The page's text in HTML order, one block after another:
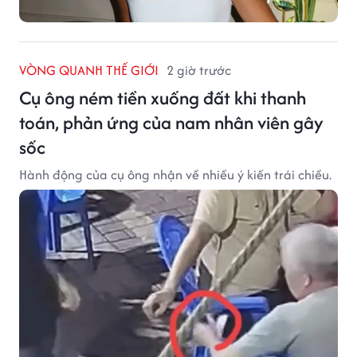
VÒNG QUANH THẾ GIỚI 2 giờ trước
Cụ ông ném tiền xuống đất khi thanh
toán, phản ứng của nam nhân viên gây
sốc
Hành động của cụ ông nhận về nhiều ý kiến trái chiều.